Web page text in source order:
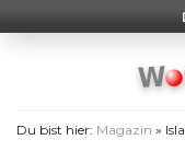
to
Du bist hier: Magazin »